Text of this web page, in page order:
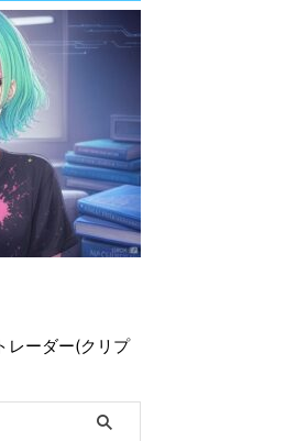
レーダー(クリプ